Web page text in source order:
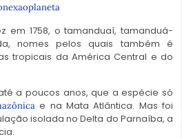
em 1758, o tamanduaí, tamanduá-
nomes pelos quais também é
tropicais da América Central e do
a poucos anos, que a espécie só
e na Mata Atlântica. Mas foi
isolada no Delta do Parnaíba, a